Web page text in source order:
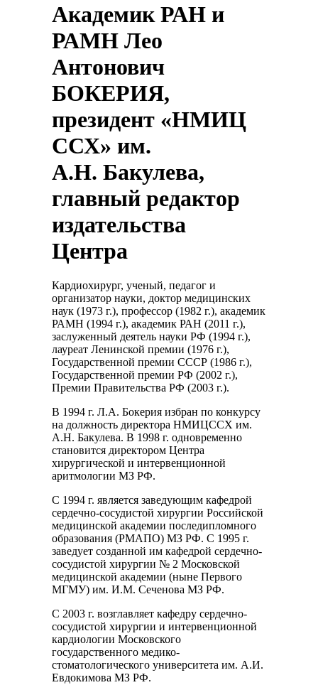
Академик РАН и
РАМН Лео
Антонович
БОКЕРИЯ,
президент «НМИЦ
ССХ» им.
А.Н. Бакулева,
главный редактор
издательства
Центра
Кардиохирург, ученый, педагог и
организатор науки, доктор медицинских
наук (1973 г.), профессор (1982 г.), академик
РАМН (1994 г.), академик РАН (2011 г.),
заслуженный деятель науки РФ (1994 г.),
лауреат Ленинской премии (1976 г.),
Государственной премии СССР (1986 г.),
Государственной премии РФ (2002 г.),
Премии Правительства РФ (2003 г.).
В 1994 г. Л.А. Бокерия избран по конкурсу
на должность директора НМИЦССХ им.
А.Н. Бакулева. В 1998 г. одновременно
становится директором Центра
хирургической и интервенционной
аритмологии МЗ РФ.
С 1994 г. является заведующим кафедрой
сердечно-сосудистой хирургии Российской
медицинской академии последипломного
образования (РМАПО) МЗ РФ. С 1995 г.
заведует созданной им кафедрой сердечно-
сосудистой хирургии № 2 Московской
медицинской академии (ныне Первого
МГМУ) им. И.М. Сеченова МЗ РФ.
С 2003 г. возглавляет кафедру сердечно-
сосудистой хирургии и интервенционной
кардиологии Московского
государственного медико-
стоматологического университета им. А.И.
Евдокимова МЗ РФ.